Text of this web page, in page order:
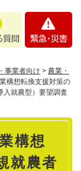
・
事業者向け > 農業・
構想転換支援対策の
入就農型）要望調査
構想
就農者